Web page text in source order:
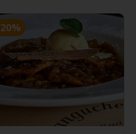
20%